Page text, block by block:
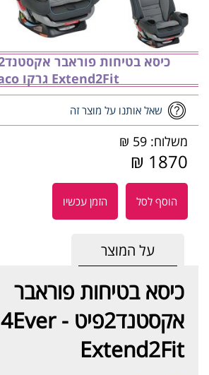
Extend2Fit גרקו Graco
שאל אותנו על מוצר זה
משלוח: 59 ₪
1870 ₪
הוסף לסל הזמן עכשיו
על המוצר
כיסא בטיחות פוראבר
אקסטנד2פיט - 4Ever
Extend2Fit